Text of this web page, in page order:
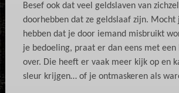
Besef ook dat veel geldslaven van
doorhebben dat ze geldslaaf zijn. Mocht
hebben dat je door iemand misbruikt
je bedoeling, praat er dan eens met
over. Die heeft er vaak meer kijk op en
sleur krijgen… of je ontmaskeren als